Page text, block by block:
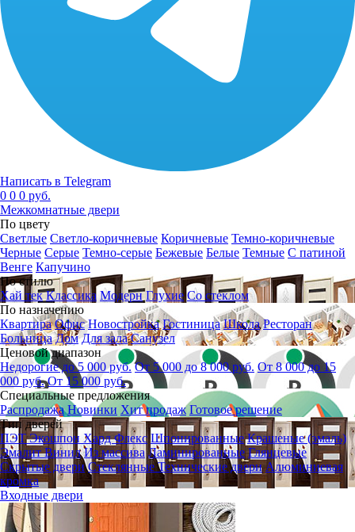
Написать в Telegram
0 0 0 руб.
Межкомнатные двери
По цвету
Светлые Светло-коричневые Коричневые Темно-коричневые
Черные Серые Темно-серые Бежевые Белые Темные С патиной
Венге Капучино
По стилю
Хай тек Классика Модерн Глухие Со стеклом
По назначению
Квартира Офис Новостройка Гостиница Школа Ресторан
Больница Дом Для зала Санузел
Ценовой диапазон
Недорогие до 5 000 руб. От 5 000 до 8 000 руб. От 8 000 до 15
000 руб. От 15 000 руб.
Специальные предложения
Распродажа Новинки Хит продаж Готовое решение
Тип дверей
ПЭТЭкошпон Хард Флекс Шпонированные Крашеные (эмаль)
ЭмалитВинил Из массива Ламинированные Глянцевые
Скрытые двери СтеклянныеТехнические двери Алюминиевая
кромка
Входные двери